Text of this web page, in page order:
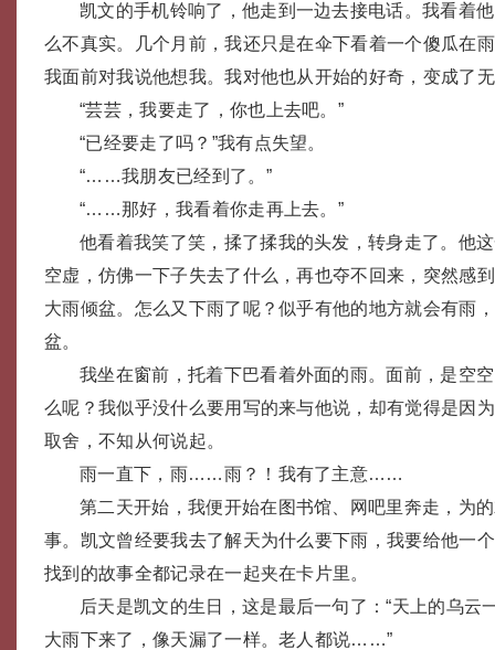
凯文的手机铃响了，他走到一边去接电话。我看着
么不真实。几个月前，我还只是在伞下看着一个傻瓜在
我面前对我说他想我。我对他也从开始的好奇，变成了
“芸芸，我要走了，你也上去吧。”
“已经要走了吗？”我有点失望。
“……我朋友已经到了。”
“……那好，我看着你走再上去。”
他看着我笑了笑，揉了揉我的头发，转身走了。他
空虚，仿佛一下子失去了什么，再也夺不回来，突然感
大雨倾盆。怎么又下雨了呢？似乎有他的地方就会有雨
盆。
我坐在窗前，托着下巴看着外面的雨。面前，是空
么呢？我似乎没什么要用写的来与他说，却有觉得是因
取舍，不知从何说起。
雨一直下，雨……雨？！我有了主意……
第二天开始，我便开始在图书馆、网吧里奔走，为
事。凯文曾经要我去了解天为什么要下雨，我要给他一
找到的故事全都记录在一起夹在卡片里。
后天是凯文的生日，这是最后一句了：“天上的乌云
大雨下来了，像天漏了一样。老人都说……”